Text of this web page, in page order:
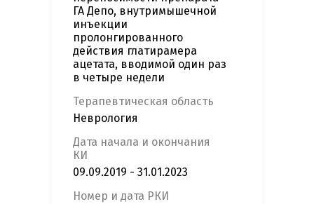
ГА Депо, внутримышечной
инъекции
пролонгированного
действия глатирамера
ацетата, вводимой один раз
в четыре недели
Терапевтическая область
Неврология
Дата начала и окончания
КИ
09.09.2019 - 31.01.2023
Номер и дата РКИ